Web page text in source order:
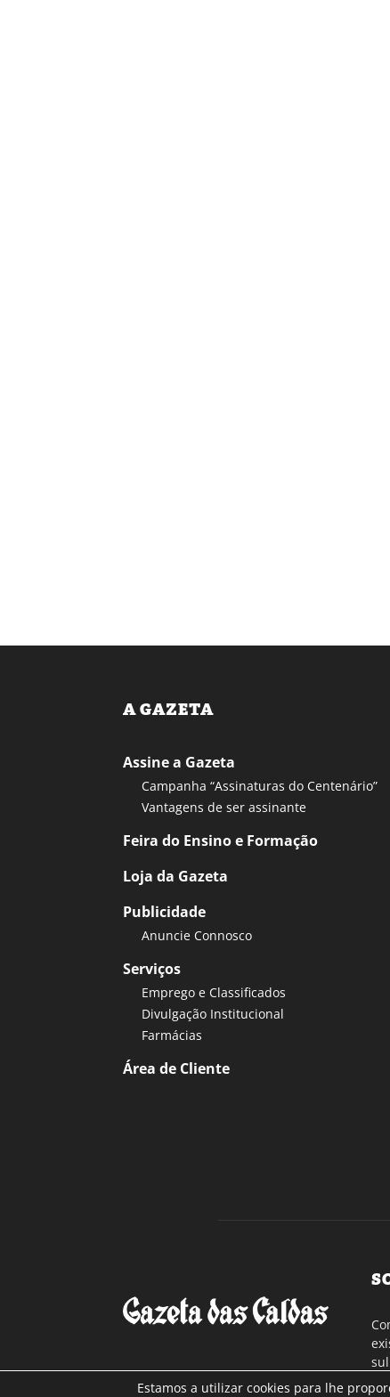
A GAZETA
Assine a Gazeta
Campanha “Assinaturas do Centenário”
Vantagens de ser assinante
Feira do Ensino e Formação
Loja da Gazeta
Publicidade
Anuncie Connosco
Serviços
Emprego e Classificados
Divulgação Institucional
Farmácias
Área de Cliente
a
Estamos a utilizar cookies para lhe